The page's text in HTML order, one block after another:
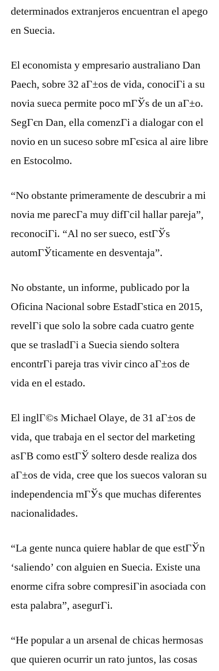
determinados extranjeros encuentran el apego
en Suecia.
El economista y empresario australiano Dan
Paech, sobre 32 aГ±os de vida, conociГі a su
novia sueca permite poco mГЎs de un aГ±o.
SegГєn Dan, ella comenzГі a dialogar con el
novio en un suceso sobre mГєsica al aire libre
en Estocolmo.
“No obstante primeramente de descubrir a mi
novia me parecГ­a muy difГ­cil hallar pareja”,
reconociГі. “Al no ser sueco, estГЎs
automГЎticamente en desventaja”.
No obstante, un informe, publicado por la
Oficina Nacional sobre EstadГ­stica en 2015,
revelГі que solo la sobre cada cuatro gente
que se trasladГі a Suecia siendo soltera
encontrГі pareja tras vivir cinco aГ±os de
vida en el estado.
El inglГ©s Michael Olaye, de 31 aГ±os de
vida, que trabaja en el sector del marketing
asГ­В­ como estГЎ soltero desde realiza dos
aГ±os de vida, cree que los suecos valoran su
independencia mГЎs que muchas diferentes
nacionalidades.
“La gente nunca quiere hablar de que estГЎn
‘saliendo’ con alguien en Suecia. Existe una
enorme cifra sobre compresiГіn asociada con
esta palabra”, asegurГі.
“He popular a un arsenal de chicas hermosas
que quieren ocurrir un rato juntos, las cosas